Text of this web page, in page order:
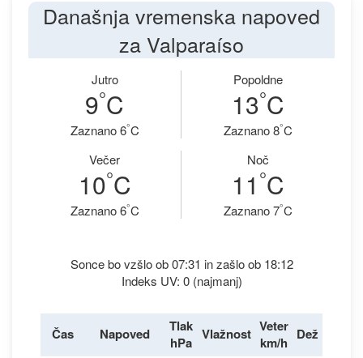
Današnja vremenska napoved
za Valparaíso
Jutro
9°C
Zaznano 6°C
Popoldne
13°C
Zaznano 8°C
Večer
10°C
Zaznano 6°C
Noč
11 °C
Zaznano 7°C
Sonce bo vzšlo ob 07:31 in zašlo ob 18:12
Indeks UV: 0 (najmanj)
Čas Napoved
Tlak
hPa Vlažnost Veter
km/h Dež